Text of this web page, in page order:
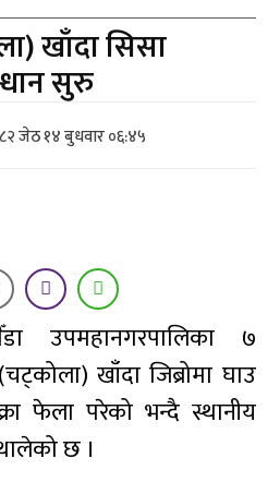
खाँदा सिसा
सुरु
जेठ १४ बुधवार ०६:४५
उपमहानगरपालिका ७
खाँदा जिब्रोमा घाउ
फेला परेको भन्दै स्थानीय
छ ।